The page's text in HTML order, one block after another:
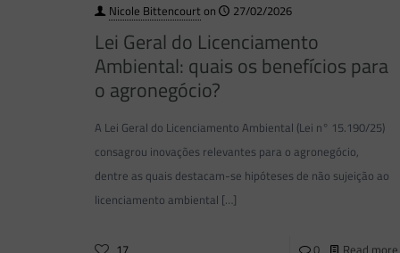
Nicole Bittencourton 27/02/2026
Lei Geral do Licenciamento
Ambiental: quais os benefícios para
o agronegócio?
A Lei Geral do Licenciamento Ambiental (Lei n° 15.190/25)
consagrou inovações relevantes para o agronegócio,
dentre as quais destacam-se hipóteses de não sujeição ao
licenciamento ambiental […]
17 0 Read more